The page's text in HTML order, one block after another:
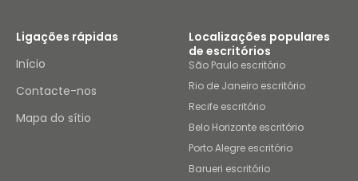
Ligações rápidas
Início
Contacte-nos
Mapa do sítio
Localizações populares
de escritórios
São Paulo escritório
Rio de Janeiro escritório
Recife escritório
Belo Horizonte escritório
Porto Alegre escritório
Barueri escritório